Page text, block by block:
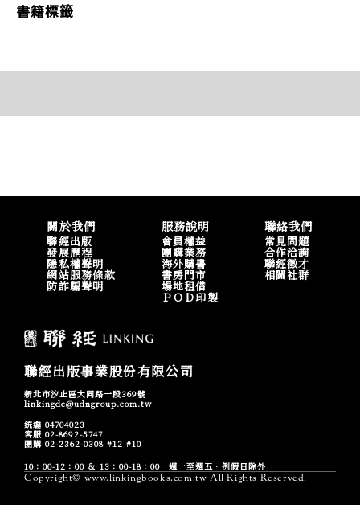
書籍標籤
關於我們
聯經出版
發展歷程
隱私權聲明
網站服務條款
防詐騙聲明
服務說明
會員權益
團購業務
海外購書
書房門市
場地租借
ＰＯＤ印製
聯絡我們
常見問題
合作洽詢
聯經徵才
相關社群
聯經出版事業股份有限公司
新北市汐止區大同路一段369號
linkingdc@udngroup.com.tw
統編 04704023
客服 02-8692-5747
團購 02-2362-0308 #12 #10
10：00-12：00 ＆ 13：00-18：00 週一至週五．例假日除外
Copyright© www.linkingbooks.com.tw All Rights Reserved.